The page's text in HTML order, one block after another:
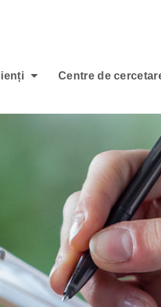
Centre de